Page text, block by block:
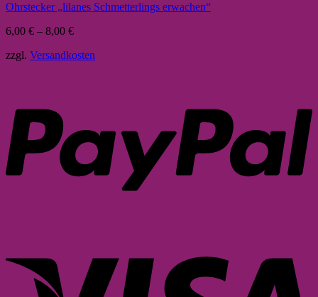
Ohrstecker „lilanes Schmetterlings erwachen“
6,00 € – 8,00 €
zzgl. Versandkosten